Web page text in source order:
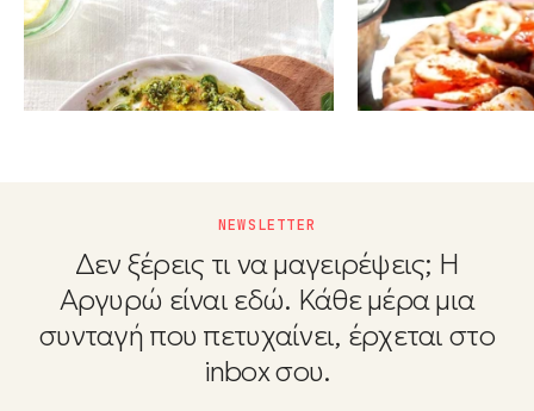
Φιλέτο στήθος κοτόπουλο
με πέστο βασιλικού
Ζουμερός
κοτόπουλο
Δεν ξέρεις τι να μαγειρέψεις; Η
Αργυρώ είναι εδώ. Κάθε μέρα μια
συνταγή που πετυχαίνει, έρχεται στο
inbox σου.
NEWSLETTER